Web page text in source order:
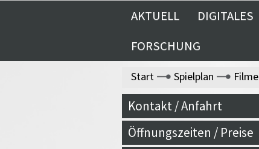
AKTUELL DIGITALES
FORSCHUNG
Start Spielplan Filme
Kontakt / Anfahrt
Öffnungszeiten / Preise